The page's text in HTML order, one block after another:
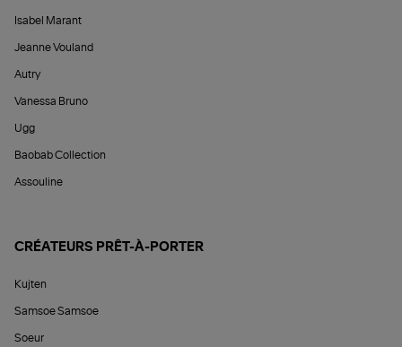
Isabel Marant
Jeanne Vouland
Autry
Vanessa Bruno
Ugg
Baobab Collection
Assouline
CRÉATEURS PRÊT-À-PORTER
Kujten
Samsoe Samsoe
Soeur